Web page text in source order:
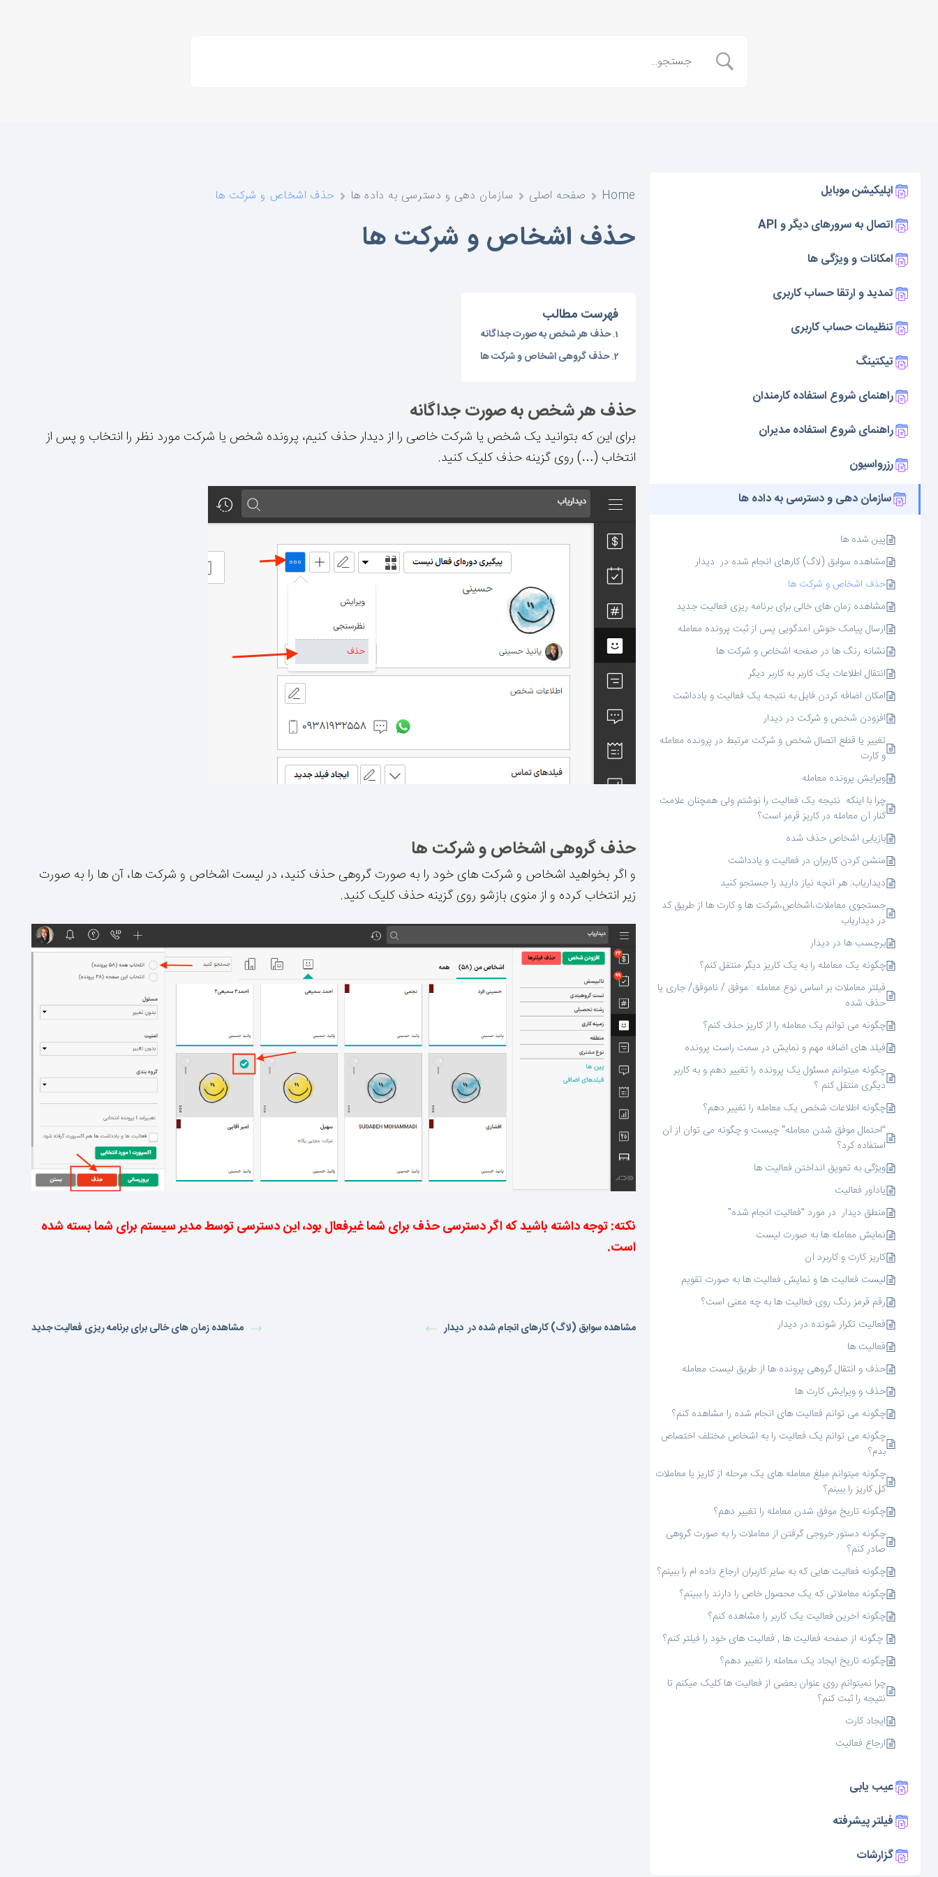
اپلیکیشن موبایل
اتصال به سرورهای دیگر و API
امکانات و ویژگی ها
تمدید و ارتقا حساب کاربری
تنظیمات حساب کاربری
تیکتینگ
راهنمای شروع استفاده کارمندان
راهنمای شروع استفاده مدیران
رزرواسیون
سازمان دهی و دسترسی به داده ها
پین شده ها
مشاهده سوابق (لاگ) کارهای انجام شده در دیدار
حذف اشخاص و شرکت ها
مشاهده زمان های خالی برای برنامه ریزی فعالیت جدید
ارسال پیامک خوش آمدگویی پس از ثبت پرونده معامله
نشانه رنگ ها در صفحه اشخاص و شرکت ها
انتقال اطلاعات یک کاربر به کاربر دیگر
امکان اضافه کردن فایل به نتیجه یک فعالیت و یادداشت
افزودن شخص و شرکت در دیدار
تغییر یا قطع اتصال شخص و شرکت مرتبط در پرونده معامله
و کارت
ویرایش پرونده معامله
چرا با اینکه نتیجه یک فعالیت را نوشتم ولی همچنان علامت
کنار آن معامله در کاریز قرمز است؟
بازیابی اشخاص حذف شده
منشن کردن کاربران در فعالیت و یادداشت
دیداریاب: هر آنچه نیاز دارید را جستجو کنید
جستجوی معاملات،اشخاص،شرکت ها و کارت ها از طریق کد
در دیداریاب
برچسب ها در دیدار
چگونه یک معامله را به یک کاریز دیگر منتقل کنم؟
فیلتر معاملات بر اساس نوع معامله : موفق / ناموفق/ جاری یا
حذف شده
چگونه می توانم یک معامله را از کاریز حذف کنم؟
فیلد های اضافه مهم و نمایش در سمت راست پرونده
چگونه میتوانم مسئول یک پرونده را تغییر دهم و به کاربر
دیگری منتقل کنم ؟
چگونه اطلاعات شخص یک معامله را تغییر دهم؟
“احتمال موفق شدن معامله” چیست و چگونه می توان از آن
استفاده کرد؟
ویژگی به تعویق انداختن فعالیت ها
یادآور فعالیت
منطق دیدار در مورد “فعالیت انجام شده”
نمایش معامله ها به صورت لیست
کاریز کارت و کاربرد آن
لیست فعالیت ها و نمایش فعالیت ها به صورت تقویم
رقم قرمز رنگ روی فعالیت ها به چه معنی است؟
فعالیت تکرار شونده در دیدار
فعالیت ها
حذف و انتقال گروهی پرونده ها از طریق لیست معامله
حذف و ویرایش کارت ها
چگونه می توانم فعالیت های انجام شده را مشاهده کنم؟
چگونه می توانم یک فعالیت را به اشخاص مختلف اختصاص
بدم؟
چگونه میتوانم مبلغ معامله های یک مرحله از کاریز یا معاملات
کل کاریز را ببینم؟
چگونه تاریخ موفق شدن معامله را تغییر دهم؟
چگونه دستور خروجی گرفتن از معاملات را به صورت گروهی
صادر کنم؟
چگونه فعالیت هایی که به سایر کاربران ارجاع داده ام را ببینم؟
چگونه معاملاتی که یک محصول خاص را دارند را ببینم؟
چگونه آخرین فعالیت یک کاربر را مشاهده کنم؟
چگونه از صفحه فعالیت ها , فعالیت های خود را فیلتر کنم؟
چگونه تاریخ ایجاد یک معامله را تغییر دهم؟
چرا نمیتوانم روی عنوان بعضی از فعالیت ها کلیک میکنم تا
نتیجه را ثبت کنم؟
ایجاد کارت
ارجاع فعالیت
عیب یابی
فیلتر پیشرفته
گزارشات
Home صفحه اصلی سازمان دهی و دسترسی به داده ها حذف اشخاص و شرکت ها
حذف اشخاص و شرکت ها
فهرست مطالب
حذف هر شخص به صورت جداگانه
حذف گروهی اشخاص و شرکت ها
حذف هر شخص به صورت جداگانه
برای این که بتوانید یک شخص یا شرکت خاصی را از دیدار حذف کنیم، پرونده شخص یا شرکت مورد نظر را انتخاب و پس از
انتخاب (…) روی گزینه حذف کلیک کنید.
حذف گروهی اشخاص و شرکت ها
و اگر بخواهید اشخاص و شرکت های خود را به صورت گروهی حذف کنید، در لیست اشخاص و شرکت ها، آن ها را به صورت
زیر انتخاب کرده و از منوی بازشو روی گزینه حذف کلیک کنید.
نکته: توجه داشته باشید که اگر دسترسی حذف برای شما غیرفعال بود، این دسترسی توسط مدیر سیستم برای شما بسته شده
است.
مشاهده سوابق (لاگ) کارهای انجام شده در دیدار مشاهده زمان های خالی برای برنامه ریزی فعالیت جدید